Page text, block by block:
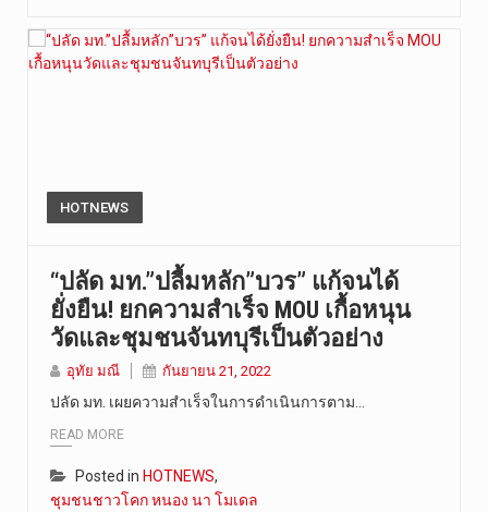
HOTNEWS
“ปลัด มท.”ปลื้มหลัก”บวร” แก้จนได้
ยั่งยืน! ยกความสำเร็จ MOU เกื้อหนุน
วัดและชุมชนจันทบุรีเป็นตัวอย่าง
อุทัย มณี กันยายน 21, 2022
ปลัด มท. เผยความสำเร็จในการดำเนินการตาม…
READ MORE
Posted in HOTNEWS,
ชุมชนชาวโคก หนอง นา โมเดล